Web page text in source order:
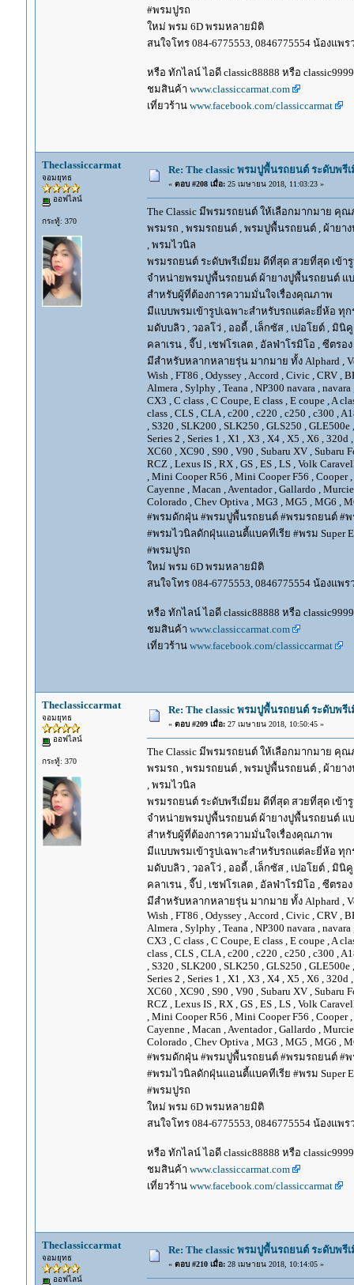
#พรมปูรถ
ใหม่ พรม 6D พรมหลายมิติ
สนใจโทร 084-6775553, 0846775554 น้องแพร
หรือ ทักไลน์ ไอดี classic88888 หรือ
ชมสินค้า www.classiccarmat.com
เที่ยวร้าน www.facebook.com/classiccarmat
Theclassiccarmat
จอมยุทธ
ออฟไลน์
กระทู้: 370
Re: The classic พรมปูพื้นรถยนต์ ระดับพรี
« ตอบ #208 เมื่อ:25 เมษายน 2018, 11:03:23 »
The Classic มีพรมรถยนต์ ให้เลือกมากมาย คุ
พรมรถ , พรมรถยนต์ , พรมปูพื้นรถยนต์ , ผ้ายา
, พรมไวนิล
พรมรถยนต์ ระดับพรีเมี่ยม ดีที่สุด สวยที่สุด เข้ารู
จำหน่ายพรมปูพื้นรถยนต์ ผ้ายางปูพื้นรถยนต์ แบบ
สำหรับผู้ที่ต้องการความมั่นใจเรื่องคุณภาพ
มีแบบพรมเข้ารูปเฉพาะสำหรับรถแต่ละยี่ห้อ ทุก
มดับบลิว , วอลโว่ , ออดี้ , เล็กซัส , เปอโยต์ , มินิ
คลาเรน , จี๊ป , เชฟโรเลต , อัลฟ่าโรมิโอ , ซีตร
มีสำหรับหลากหลายรุ่น มากมาย ทั้ง Alphard ,
Wish , FT86 , Odyssey , Accord , Civic , CRV ,
Almera , Sylphy , Teana , NP300 navara ,
CX3 , C class , C Coupe, E class , E coupe , A
class , CLS , CLA , c200 , c220 , c250 , c300 ,
, S320 , SLK200 , SLK250 , GLS250 , GLE500e
Series 2 , Series 1 , X1 , X3 , X4 , X5 , X6 ,
XC60 , XC90 , S90 , V90 , Subaru XV , Subaru
RCZ , Lexus IS , RX , GS , ES , LS , Volk
, Mini Cooper R56 , Mini Cooper F56 , Cooper
Cayenne , Macan , Aventador , Gallardo ,
Colorado , Chev Optiva , MG3 , MG5 , MG6 ,
#พรมดักฝุ่น #พรมปูพื้นรถยนต์ #พรมรถยนต์ #พ
#พรมไวนิลดักฝุ่นแอนตี้แบคทีเรีย #พรม Super
#พรมปูรถ
ใหม่ พรม 6D พรมหลายมิติ
สนใจโทร 084-6775553, 0846775554 น้องแพ
หรือ ทักไลน์ ไอดี classic88888 หรือ
ชมสินค้า www.classiccarmat.com
เที่ยวร้าน www.facebook.com/classiccarmat
Theclassiccarmat
จอมยุทธ
ออฟไลน์
กระทู้: 370
Re: The classic พรมปูพื้นรถยนต์ ระดับพรี
« ตอบ #209 เมื่อ:27 เมษายน 2018, 10:50:45 »
The Classic มีพรมรถยนต์ ให้เลือกมากมาย คุ
พรมรถ , พรมรถยนต์ , พรมปูพื้นรถยนต์ , ผ้ายา
, พรมไวนิล
พรมรถยนต์ ระดับพรีเมี่ยม ดีที่สุด สวยที่สุด เข้ารู
จำหน่ายพรมปูพื้นรถยนต์ ผ้ายางปูพื้นรถยนต์ แบบ
สำหรับผู้ที่ต้องการความมั่นใจเรื่องคุณภาพ
มีแบบพรมเข้ารูปเฉพาะสำหรับรถแต่ละยี่ห้อ ทุก
มดับบลิว , วอลโว่ , ออดี้ , เล็กซัส , เปอโยต์ , มินิ
คลาเรน , จี๊ป , เชฟโรเลต , อัลฟ่าโรมิโอ , ซีตร
มีสำหรับหลากหลายรุ่น มากมาย ทั้ง Alphard ,
Wish , FT86 , Odyssey , Accord , Civic , CRV ,
Almera , Sylphy , Teana , NP300 navara ,
CX3 , C class , C Coupe, E class , E coupe , A
class , CLS , CLA , c200 , c220 , c250 , c300 ,
, S320 , SLK200 , SLK250 , GLS250 , GLE500e
Series 2 , Series 1 , X1 , X3 , X4 , X5 , X6 ,
XC60 , XC90 , S90 , V90 , Subaru XV , Subaru
RCZ , Lexus IS , RX , GS , ES , LS , Volk
, Mini Cooper R56 , Mini Cooper F56 , Cooper
Cayenne , Macan , Aventador , Gallardo ,
Colorado , Chev Optiva , MG3 , MG5 , MG6 ,
#พรมดักฝุ่น #พรมปูพื้นรถยนต์ #พรมรถยนต์ #พ
#พรมไวนิลดักฝุ่นแอนตี้แบคทีเรีย #พรม Super
#พรมปูรถ
ใหม่ พรม 6D พรมหลายมิติ
สนใจโทร 084-6775553, 0846775554 น้องแพร
หรือ ทักไลน์ ไอดี classic88888 หรือ
ชมสินค้า www.classiccarmat.com
เที่ยวร้าน www.facebook.com/classiccarmat
Theclassiccarmat
จอมยุทธ
ออฟไลน์
Re: The classic พรมปูพื้นรถยนต์ ระดับพรี
« ตอบ #210 เมื่อ:28 เมษายน 2018, 10:14:05 »